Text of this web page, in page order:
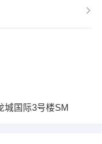
城国际3号楼SM